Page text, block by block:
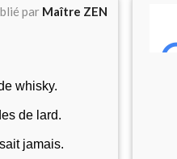
par Maître ZEN
whisky.
de lard.
jamais.